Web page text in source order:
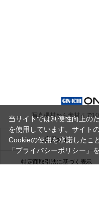
写真機材から素材まで
ご利用ガイド
特定商取引法に基づく表示
当サイトでは利便性向上の
を使用しています。サイト
Cookieの使用を承諾したこ
「プライバシーポリシー」